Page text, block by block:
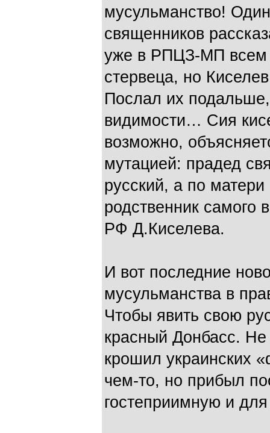
мусульманство!
священников
уже в РПЦЗ-МП всем
стервеца, но
Послал их
видимости… Сия
возможно,
мутацией: прадед
русский, а по
родственник самого
РФ Д.Киселева.
И вот последние
мусульманства в
Чтобы явить свою
красный Донбасс.
крошил украинских
чем-то, но прибыл
гостеприимную и